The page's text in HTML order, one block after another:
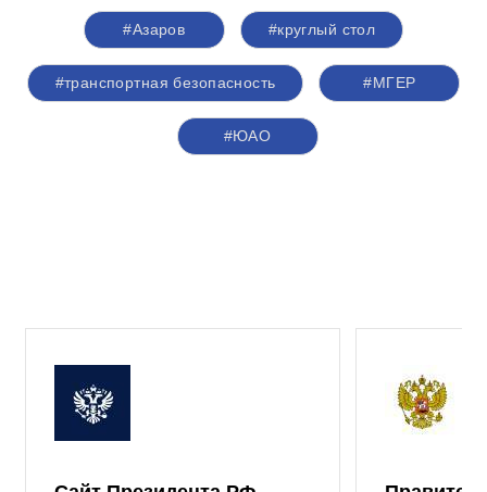
#Азаров #круглый стол
#транспортная безопасность #‎МГЕР‬
#ЮАО